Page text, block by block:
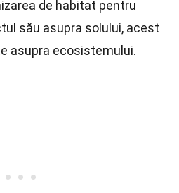
de habitat pentru
său asupra solului, acest
asupra ecosistemului.